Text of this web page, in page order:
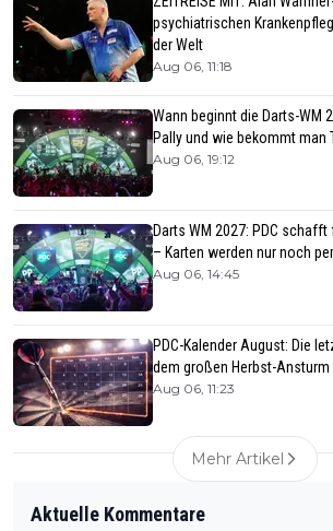
psychiatrischen
der Welt
Aug 06, 11:18
Wann beginnt die Darts-WM
Pally und wie bekommt man
Aug 06, 19:12
Darts WM 2027: PDC
– Karten werden nur noch
Aug 06, 14:45
PDC-Kalender August: Die
dem großen Herbst-Ansturm
Aug 06, 11:23
Mehr Artikel
Aktuelle Kommentare